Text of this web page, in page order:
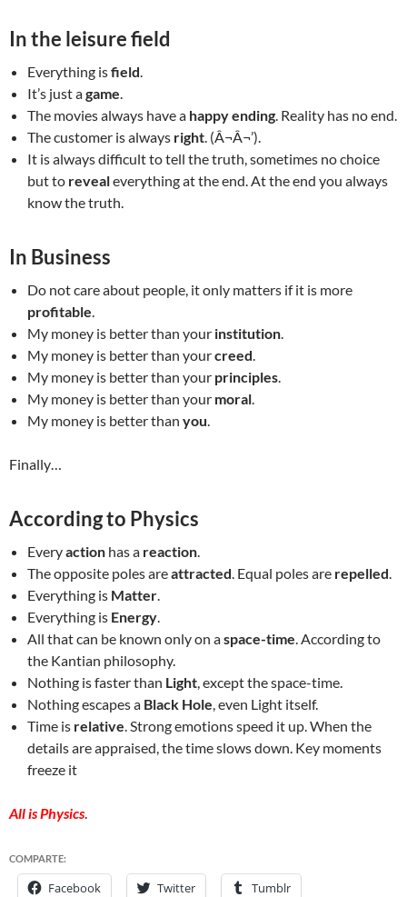
In the leisure field
Everything isfield.
It’s just agame.
The movies always have a happy ending. Reality has no end.
The customer is always right. (Â¬Â¬’).
It is always difficult to tell the truth, sometimes no choice
but to revealeverything at the end. At the end you always
know the truth.
In Business
Do not care about people, it only matters if it is more
profitable.
My money is better than your institution.
My money is better than yourcreed.
My money is better than your principles.
My money is better than your moral.
My money is better than you.
Finally…
According to Physics
Everyaction has a reaction.
The opposite poles areattracted. Equal poles are repelled.
Everything is Matter.
Everything is Energy.
All that can be known only on aspace-time. According to
the Kantian philosophy.
Nothing is faster than Light, except the space-time.
Nothing escapes a Black Hole, even Light itself.
Time is relative. Strong emotions speed it up. When the
details are appraised, the time slows down. Key moments
freeze it
All is Physics.
COMPARTE:
Facebook Twitter Tumblr